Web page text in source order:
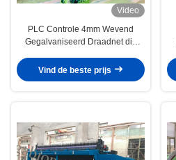
Video
PLC Controle 4mm Wevend
Gegalvaniseerd Draadnet die
Vind de beste prijs